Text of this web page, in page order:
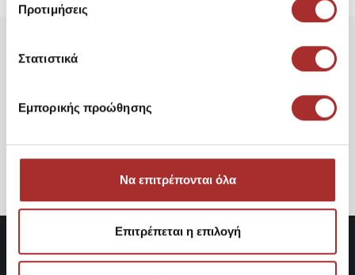
Προτιμήσεις
Στατιστικά
Εμπορικής προώθησης
Να επιτρέπονται όλα
Επιτρέπεται η επιλογή
Είδατε Πρόσφατα
Παιδική Φούστα Lapin